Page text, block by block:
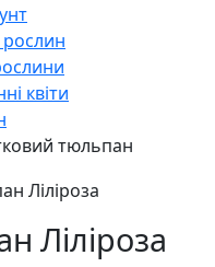
рослин
квіти
тюльпан
Ліліроза